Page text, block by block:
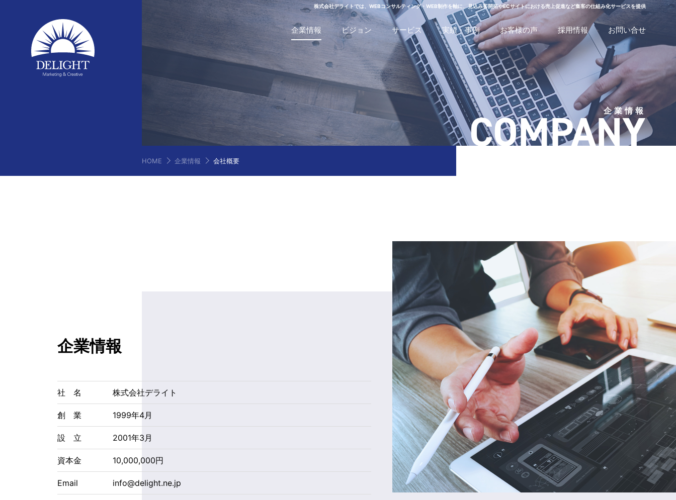
株式会社デライトでは、WEBコンサルティング・WEB制作を軸に、見込み客開拓やECサイトにおける売上促進など集客の仕組み化サービスを提供
企業情報 ビジョン サービス 実績・事例 お客様の声 採用情報 お問い合せ
企業情報
COMPANY
HOME 企業情報 会社概要
企業情報
社 名 株式会社デライト
創 業 1999年4月
設 立 2001年3月
資本金 10,000,000円
Email info@delight.ne.jp